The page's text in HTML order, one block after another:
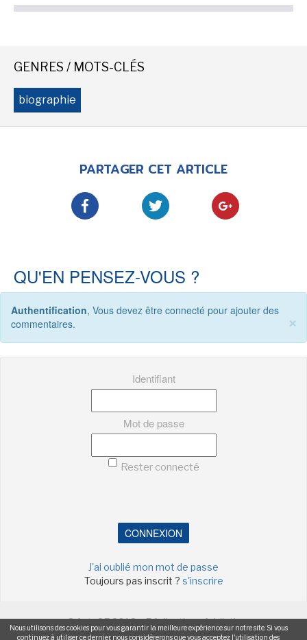
Données personnelles
GENRES / MOTS-CLÉS
biographie
PARTAGER CET ARTICLE
QU'EN PENSEZ-VOUS ?
Authentification, Vous devez être connecté pour ajouter des
commentaires.
×
Identifiant
Mot de passe
Rester connecté
CONNEXION
J'ai oublié mon mot de passe
Toujours pas inscrit ? s'inscrire
©ActuSF 2018 - Réalisation :Addictic
Nous utilisons des cookies pour vous garantir la meilleure expérience sur notre site. Si vous
continuez à utiliser ce dernier, nous considérerons que vous acceptez l'utilisation des